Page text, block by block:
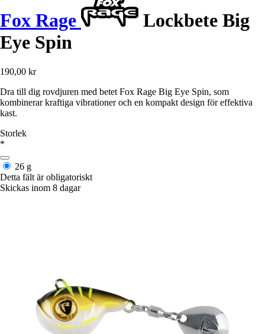
Fox Rage
Lockbete Big
Eye Spin
190,00 kr
Dra till dig rovdjuren med betet Fox Rage Big Eye Spin, som
kombinerar kraftiga vibrationer och en kompakt design för effektiva
kast.
Storlek
*
26 g
Detta fält är obligatoriskt
Skickas inom 8 dagar